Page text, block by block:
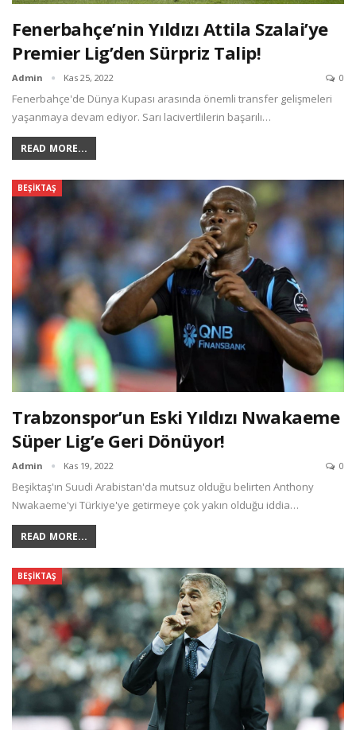
Fenerbahçe’nin Yıldızı Attila Szalai’ye
Premier Lig’den Sürpriz Talip!
Admin Kas 25, 2022 0
Fenerbahçe'de Dünya Kupası arasında önemli transfer gelişmeleri
yaşanmaya devam ediyor. Sarı lacivertlilerin başarılı…
READ MORE...
BEŞIKTAŞ
Trabzonspor’un Eski Yıldızı Nwakaeme
Süper Lig’e Geri Dönüyor!
Admin Kas 19, 2022 0
Beşiktaş'ın Suudi Arabistan'da mutsuz olduğu belirten Anthony
Nwakaeme'yi Türkiye'ye getirmeye çok yakın olduğu iddia…
READ MORE...
BEŞIKTAŞ